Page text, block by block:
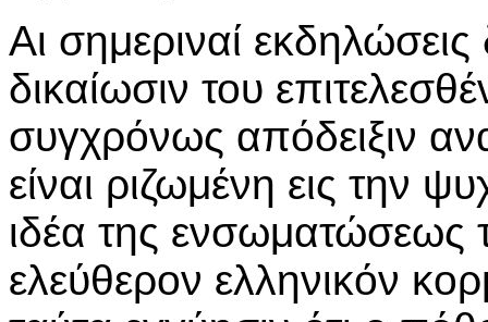
Αι σημεριναί
δικαίωσιν του
συγχρόνως απόδειξιν
είναι ριζωμένη εις την
ιδέα της ενσωματώσεως
ελεύθερον ελληνικόν